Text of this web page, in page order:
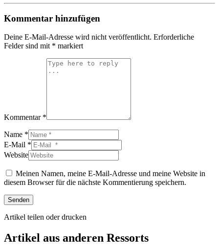
Kommentar hinzufügen
Deine E-Mail-Adresse wird nicht veröffentlicht. Erforderliche
Felder sind mit * markiert
Kommentar *
Name *
E-Mail *
Website
Meinen Namen, meine E-Mail-Adresse und meine Website in
diesem Browser für die nächste Kommentierung speichern.
Senden
Artikel teilen oder drucken
Artikel aus anderen Ressorts